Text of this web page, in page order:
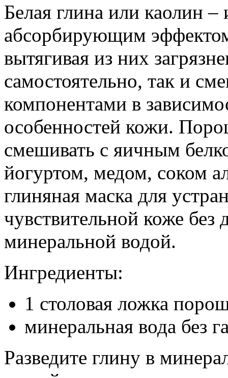
Белая глина или каолин –
абсорбирующим
вытягивая из них
самостоятельно, так и
компонентами в
особенностей кожи.
смешивать с яичным
йогуртом, медом, соком
глиняная маска для
чувствительной коже без
минеральной водой.
Ингредиенты:
1 столовая ложка
минеральная вода без
Разведите глину в